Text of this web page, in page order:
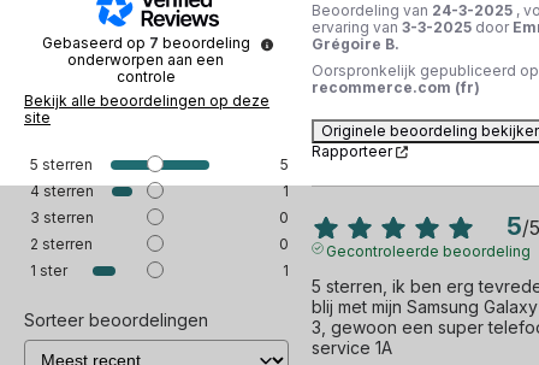
Gebaseerd op 7 beoordeling
onderworpen aan een
controle
Bekijk alle beoordelingen op deze
site
5 sterren
5
4sterren
1
3 sterren
0
2 sterren
0
1 ster 1
Sorteer beoordelingen
Beoordeling van 24-3-2025 ,
ervaring van 3-3-2025 door
Grégoire B.
Oorspronkelijk gepubliceerd op
recommerce.com (fr)
Originele beoordeling
Rapporteer
5/5
Gecontroleerde beoordeling
5 sterren, ik ben erg
blij met mijn Samsung
3, gewoon een super
service 1A